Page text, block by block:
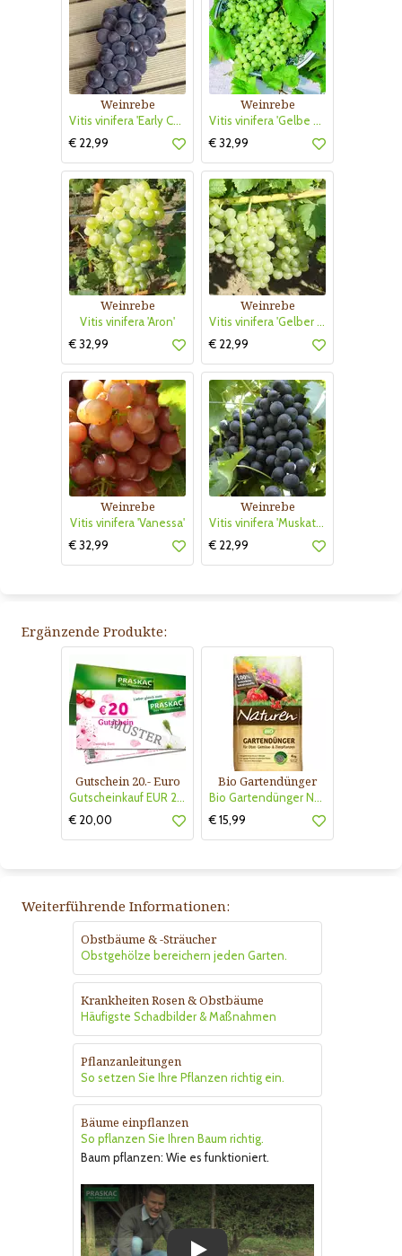
Weinrebe
Vitis vinifera 'Early Campbell'
€ 22,99
Weinrebe
Vitis vinifera 'Gelbe Wachauerin'
€ 32,99
Weinrebe
Vitis vinifera 'Aron'
€ 32,99
Weinrebe
Vitis vinifera 'Gelber Muskateller'
€ 22,99
Weinrebe
Vitis vinifera 'Vanessa'
€ 32,99
Weinrebe
Vitis vinifera 'Muskat Blue'
€ 22,99
Ergänzende Produkte:
Gutschein 20.- Euro
Gutscheinkauf EUR 20.-
€ 20,00
Bio Gartendünger
Bio Gartendünger Naturen
€ 15,99
Weiterführende Informationen:
Obstbäume & -Sträucher
Obstgehölze bereichern jeden Garten.
Krankheiten Rosen & Obstbäume
Häufigste Schadbilder & Maßnahmen
Pflanzanleitungen
So setzen Sie Ihre Pflanzen richtig ein.
Bäume einpflanzen
So pflanzen Sie Ihren Baum richtig.
Baum pflanzen: Wie es funktioniert.